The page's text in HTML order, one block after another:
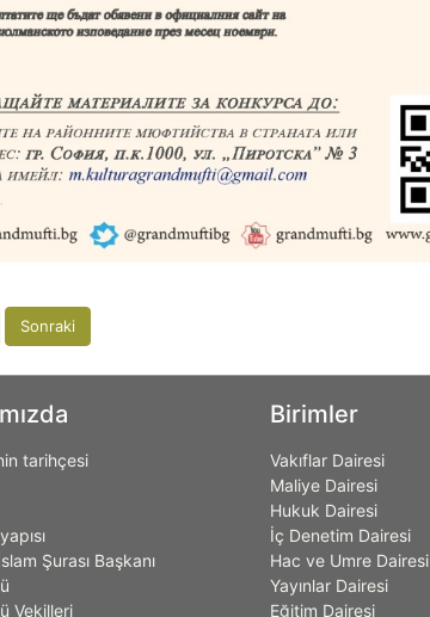
Sonraki
tarihçesi
Şurası Başkanı
Vekilleri
Birimler
Vakıflar Dairesi
Maliye Dairesi
Hukuk Dairesi
İç Denetim Dairesi
Hac ve Umre Dairesi
Yayınlar Dairesi
Eğitim Dairesi